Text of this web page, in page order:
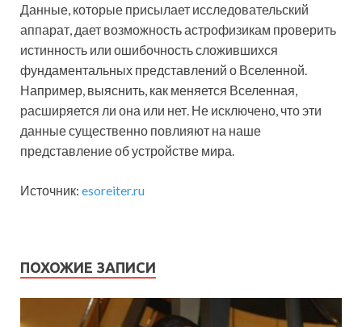
Данные, которые присылает исследовательский
аппарат, дает возможность астрофизикам проверить
истинность или ошибочность сложившихся
фундаментальных представлений о Вселенной.
Например, выяснить, как меняется Вселенная,
расширяется ли она или нет. Не исключено, что эти
данные существенно повлияют на наше
представление об устройстве мира.
Источник: esoreiter.ru
ПОХОЖИЕ ЗАПИСИ